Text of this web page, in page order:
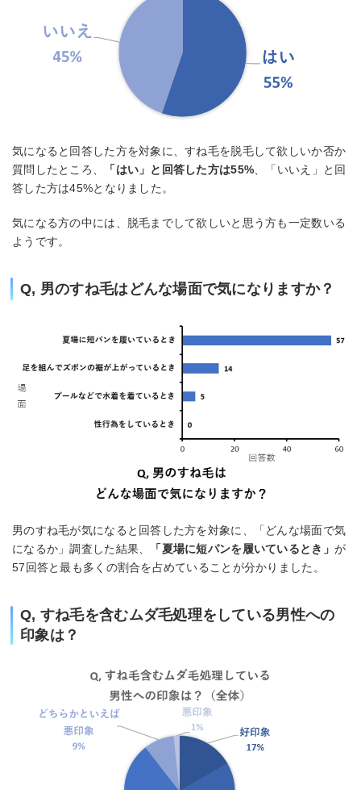
気になると回答した方を対象に、すね毛を脱毛して欲しいか否か
質問したところ、
「はい」と回答した方は55% 、「いいえ」と回
答した方は45%となりました。
気になる方の中には、脱毛までして欲しいと思う方も一定数いる
ようです。
Q, 男のすね毛はどんな場面で気になりますか？
男のすね毛が気になると回答した方を対象に、「どんな場面で気
になるか」調査した結果、
「夏場に短パンを履いているとき」 が
57回答と最も多くの割合を占めていることが分かりました。
Q, すね毛を含むムダ毛処理をしている男性への
印象は？